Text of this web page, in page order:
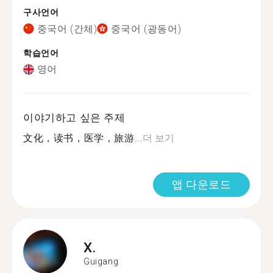
구사언어
중국어 (간체) 중국어 (광동어)
학습언어
영어
이야기하고 싶은 주제
文化，读书，医学，旅游...더 보기
앱 다운로드
X.
Guigang